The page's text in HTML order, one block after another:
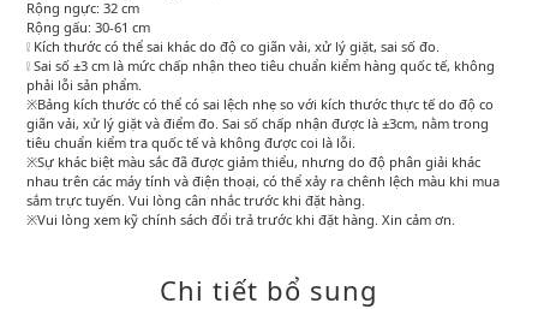
Rộng ngực: 32 cm
Rộng gấu: 30-61 cm
❕ Kích thước có thể sai khác do độ co giãn vải, xử lý giặt, sai số đo.
❕ Sai số ±3 cm là mức chấp nhận theo tiêu chuẩn kiểm hàng quốc tế, không
phải lỗi sản phẩm.
※Bảng kích thước có thể có sai lệch nhẹ so với kích thước thực tế do độ co
giãn vải, xử lý giặt và điểm đo. Sai số chấp nhận được là ±3cm, nằm trong
tiêu chuẩn kiểm tra quốc tế và không được coi là lỗi.
※Sự khác biệt màu sắc đã được giảm thiểu, nhưng do độ phân giải khác
nhau trên các máy tính và điện thoại, có thể xảy ra chênh lệch màu khi mua
sắm trực tuyến. Vui lòng cân nhắc trước khi đặt hàng.
※Vui lòng xem kỹ chính sách đổi trả trước khi đặt hàng. Xin cảm ơn.
Chi tiết bổ sung